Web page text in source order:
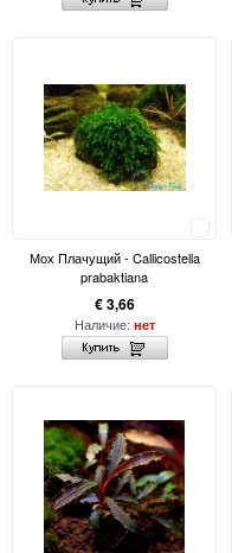
Мох Плачущий - Callicostella
prabaktiana
€ 3,66
Наличие: нет